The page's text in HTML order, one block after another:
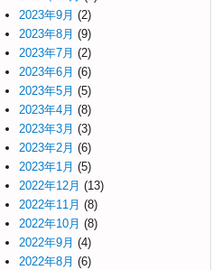
2023年9月 (2)
2023年8月 (9)
2023年7月 (2)
2023年6月 (6)
2023年5月 (5)
2023年4月 (8)
2023年3月 (3)
2023年2月 (6)
2023年1月 (5)
2022年12月 (13)
2022年11月 (8)
2022年10月 (8)
2022年9月 (4)
2022年8月 (6)